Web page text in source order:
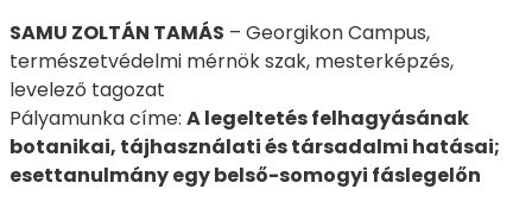
SAMU ZOLTÁN TAMÁS – Georgikon Campus,
természetvédelmi mérnök szak, mesterképzés,
levelező tagozat
Pályamunka címe: A legeltetés felhagyásának
botanikai, tájhasználati és társadalmi hatásai;
esettanulmány egy belső-somogyi fáslegelőn